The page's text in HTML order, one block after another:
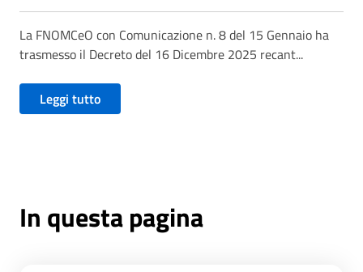
La FNOMCeO con Comunicazione n. 8 del 15 Gennaio ha
trasmesso il Decreto del 16 Dicembre 2025 recant...
Leggi tutto
In questa pagina